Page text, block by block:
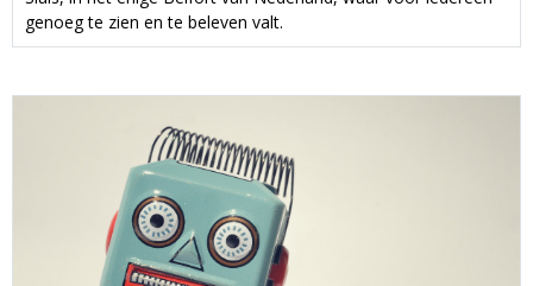
genoeg te zien en te beleven valt.